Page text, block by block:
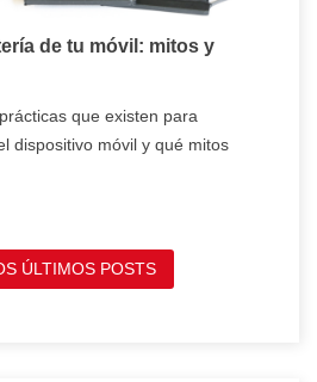
de tu móvil: mitos y
que existen para
dispositivo móvil y qué mitos
ÚLTIMOS POSTS